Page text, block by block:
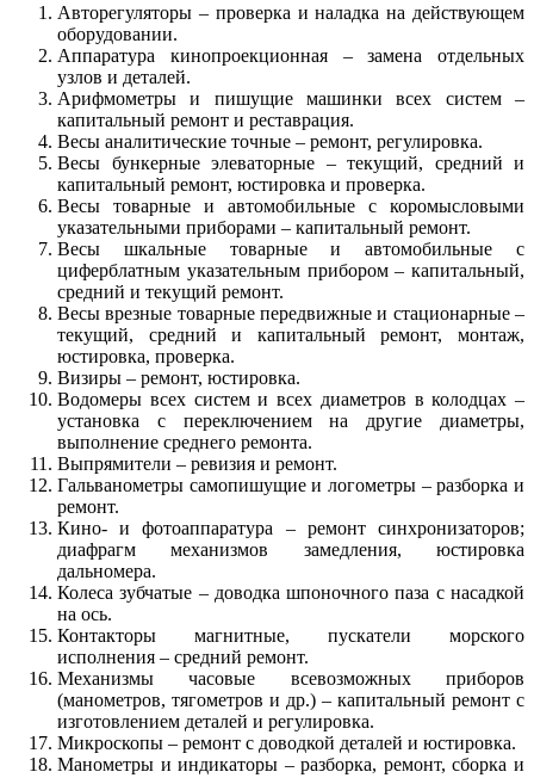
Авторегуляторы – проверка и наладка на действующем
оборудовании.
Аппаратура кинопроекционная – замена отдельных
узлов и деталей.
Арифмометры и пишущие машинки всех систем –
капитальный ремонт и реставрация.
Весы аналитические точные – ремонт, регулировка.
Весы бункерные элеваторные – текущий, средний и
капитальный ремонт, юстировка и проверка.
Весы товарные и автомобильные с коромысловыми
указательными приборами – капитальный ремонт.
Весы шкальные товарные и автомобильные с
циферблатным указательным прибором – капитальный,
средний и текущий ремонт.
Весы врезные товарные передвижные и стационарные –
текущий, средний и капитальный ремонт, монтаж,
юстировка, проверка.
Визиры – ремонт, юстировка.
Водомеры всех систем и всех диаметров в колодцах –
установка с переключением на другие диаметры,
выполнение среднего ремонта.
Выпрямители – ревизия и ремонт.
Гальванометры самопишущие и логометры – разборка и
ремонт.
Кино- и фотоаппаратура – ремонт синхронизаторов;
диафрагм механизмов замедления, юстировка
дальномера.
Колеса зубчатые – доводка шпоночного паза с насадкой
на ось.
Контакторы магнитные, пускатели морского
исполнения – средний ремонт.
Механизмы часовые всевозможных приборов
(манометров, тягометров и др.) – капитальный ремонт с
изготовлением деталей и регулировка.
Микроскопы – ремонт с доводкой деталей и юстировка.
Манометры и индикаторы – разборка, ремонт, сборка и